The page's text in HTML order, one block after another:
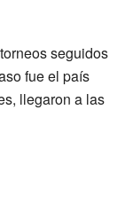
seguidos
fue el país
llegaron a las